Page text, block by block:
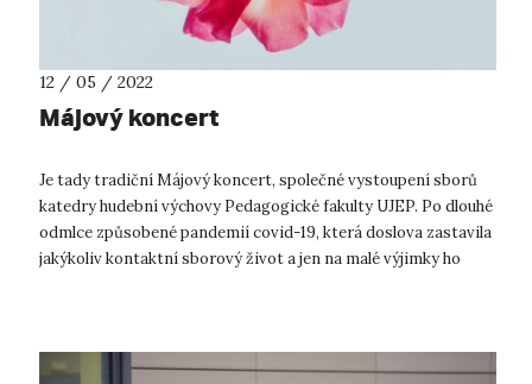
12 / 05 / 2022
Májový koncert
Je tady tradiční Májový koncert, společné vystoupení sborů
katedry hudební výchovy Pedagogické fakulty UJEP. Po dlouhé
odmlce způsobené pandemií covid-19, která doslova zastavila
jakýkoliv kontaktní sborový život a jen na malé výjimky ho